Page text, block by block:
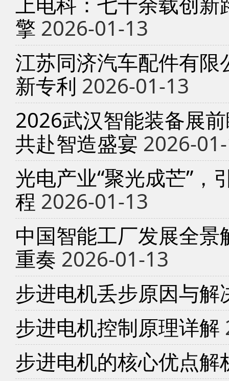
擎 2026-01-13
江苏同济汽车配件有
新专利 2026-01-13
2026武汉智能装备展
共赴智造盛宴 2026-
光电产业“聚光成芒”，
程 2026-01-13
中国智能工厂发展全
重奏 2026-01-13
步进电机丢步原因与解
步进电机控制原理详解
步进电机的核心优点解